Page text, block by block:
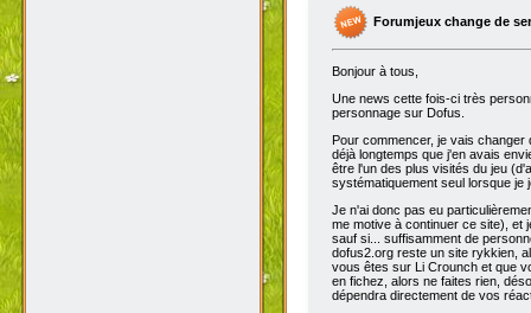
Forumjeux change de
Bonjour à tous,
Une news cette fois-ci très
personnage sur Dofus.
Pour commencer, je vais
déjà longtemps que j'en avais
être l'un des plus visités du jeu
systématiquement seul lorsque je
Je n'ai donc pas eu
me motive à continuer ce site), et
sauf si... suffisamment de
dofus2.org reste un site rykkien,
vous êtes sur Li Crounch et que
en fichez, alors ne faites rien,
dépendra directement de vos